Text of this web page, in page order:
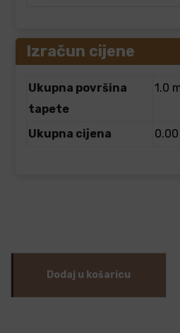
Izračun cijene
Ukupna površina
tapete
1.0
Ukupna cijena
Dodaj u košaricu